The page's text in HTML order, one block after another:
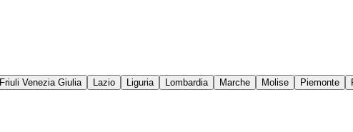
Friuli Venezia Giulia Lazio Liguria Lombardia Marche Molise Piemonte